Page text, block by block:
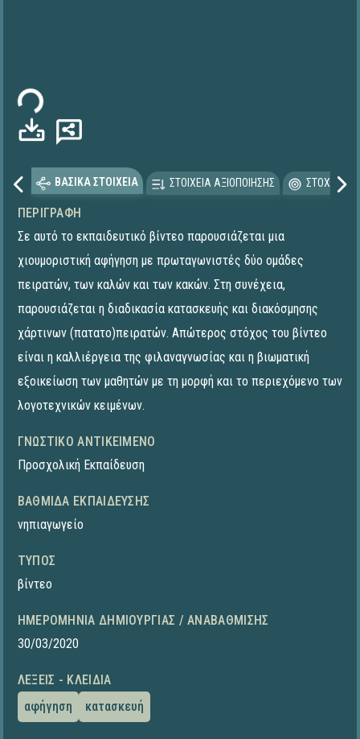
ΒΑΣΙΚΑ ΣΤΟΙΧΕΙΑ ΣΤΟΙΧΕΙΑ ΑΞΙΟΠΟΙΗΣΗΣ
ΠΕΡΙΓΡΑΦΉ
Σε αυτό το εκπαιδευτικό βίντεο παρουσιάζεται μια
χιουμοριστική αφήγηση με πρωταγωνιστές δύο ομάδες
πειρατών, των καλών και των κακών. Στη συνέχεια,
παρουσιάζεται η διαδικασία κατασκευής και διακόσμησης
χάρτινων (πατατο)πειρατών. Απώτερος στόχος του βίντεο
είναι η καλλιέργεια της φιλαναγνωσίας και η βιωματική
εξοικείωση των μαθητών με τη μορφή και το περιεχόμενο των
λογοτεχνικών κειμένων.
ΓΝΩΣΤΙΚΌ ΑΝΤΙΚΕΊΜΕΝΟ
Προσχολική Εκπαίδευση
ΒΑΘΜΊΔΑ ΕΚΠΑΊΔΕΥΣΗΣ
νηπιαγωγείο
ΤΎΠΟΣ
βίντεο
ΗΜΕΡΟΜΗΝΊΑ ΔΗΜΙΟΥΡΓΊΑΣ / ΑΝΑΒΆΘΜΙΣΗΣ
30/03/2020
ΛΈΞΕΙΣ - ΚΛΕΙΔΙΆ
αφήγηση
κατασκευή